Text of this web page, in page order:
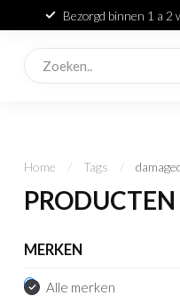
Bezorgd binnen 1 a 2
Home / Tags /
MERKEN
Alle merken